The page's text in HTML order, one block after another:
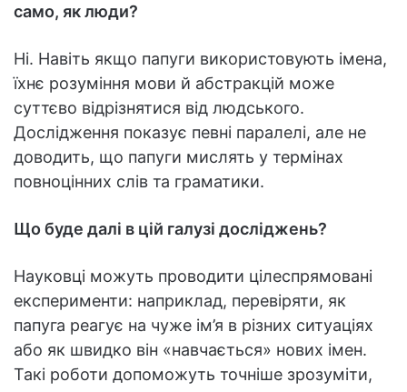
само, як люди?
Ні. Навіть якщо папуги використовують імена,
їхнє розуміння мови й абстракцій може
суттєво відрізнятися від людського.
Дослідження показує певні паралелі, але не
доводить, що папуги мислять у термінах
повноцінних слів та граматики.
Що буде далі в цій галузі досліджень?
Науковці можуть проводити цілеспрямовані
експерименти: наприклад, перевіряти, як
папуга реагує на чуже ім’я в різних ситуаціях
або як швидко він «навчається» нових імен.
Такі роботи допоможуть точніше зрозуміти,